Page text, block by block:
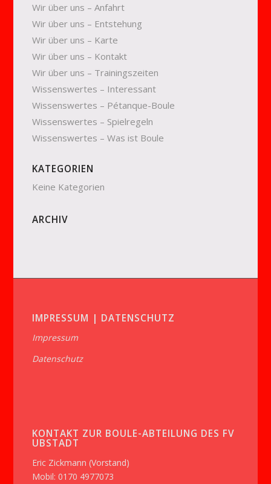
Wir über uns – Anfahrt
Wir über uns – Entstehung
Wir über uns – Karte
Wir über uns – Kontakt
Wir über uns – Trainingszeiten
Wissenswertes – Interessant
Wissenswertes – Pétanque-Boule
Wissenswertes – Spielregeln
Wissenswertes – Was ist Boule
KATEGORIEN
Keine Kategorien
ARCHIV
IMPRESSUM | DATENSCHUTZ
Impressum
Datenschutz
KONTAKT ZUR BOULE-ABTEILUNG DES FV
UBSTADT
Eric Zickmann (Vorstand)
Mobil: 0170 4977073